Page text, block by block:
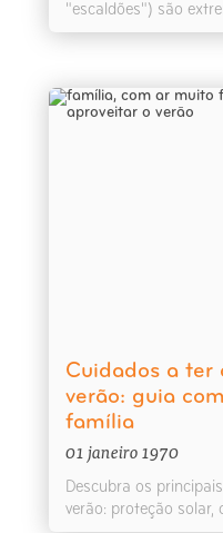
"escaldões") são
Cuidados a ter
verão: guia
família
01 janeiro 1970
Descubra os
verão: proteção solar,